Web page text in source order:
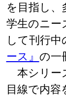
を目指し、
学生のニー
して刊行中
ース』 の一
本シリー
目線で内容